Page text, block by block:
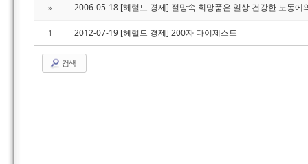
» 2006-05-18 [헤럴드 경제] 절망속 희망품은 일상 건강한 노동에
1 2012-07-19 [헤럴드 경제] 200자 다이제스트
검색